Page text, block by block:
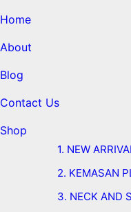
Home
About
Blog
Contact Us
Shop
1. NEW
2. KEMASAN
3. NECK AND